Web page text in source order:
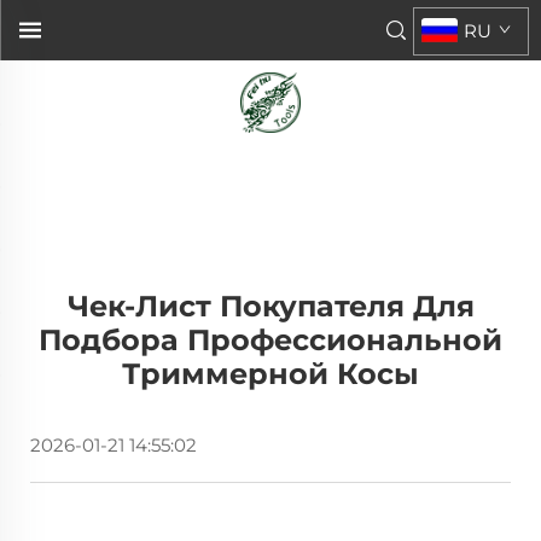
RU
Чек-Лист Покупателя Для
Подбора Профессиональной
Триммерной Косы
2026-01-21 14:55:02